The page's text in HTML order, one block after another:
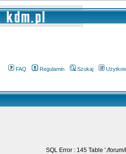
FAQ Regulamin Szukaj
SQL Error : 145 Table './